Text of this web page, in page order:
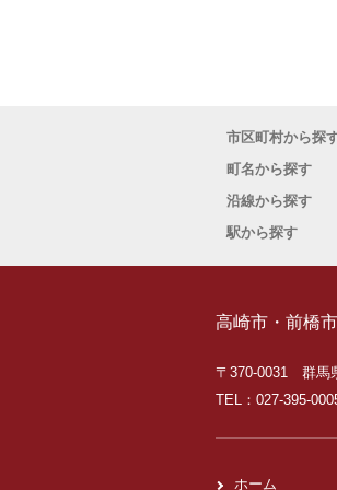
市区町村から探
町名から探す
沿線から探す
駅から探す
高崎市・前橋
〒370-0031 群馬
TEL：027-395-
ホーム